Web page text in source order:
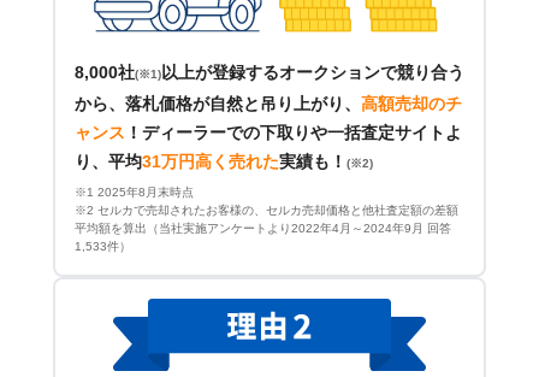
8,000社(※1) 以上が登録するオークションで競り合う
から、落札価格が自然と吊り上がり、 高額売却のチ
ャンス ！ ディーラーでの下取りや一括査定サイトよ
り、平均31万円高く売れた実績も！ (※2)
※1 2025年8月末時点
※2 セルカで売却されたお客様の、セルカ売却価格と他社査定額の差額
平均額を算出（当社実施アンケートより2022年4月～2024年9月 回答
1,533件）